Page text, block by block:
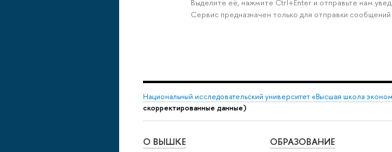
Выделите её, нажмите Ctrl+Enter и отправьте нам
Сервис предназначен только для отправки
Национальный исследовательский университет «Высшая школа
скорректированные данные)
О ВЫШКЕ ОБРАЗОВАНИЕ